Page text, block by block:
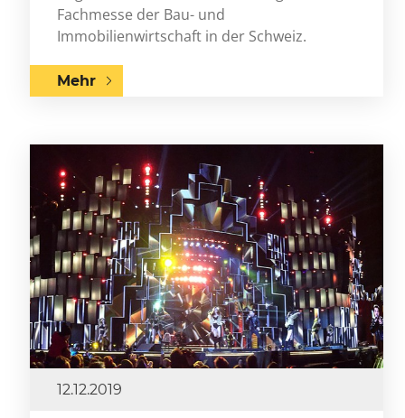
Fachmesse der Bau- und
Immobilienwirtschaft in der Schweiz.
Mehr
12.12.2019